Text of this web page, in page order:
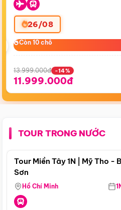
26/08
Còn 10 chỗ
Còn 10 chỗ
13.999.000đ -14%
11.999.000đ
TOUR TRONG NƯỚC
Tour Miền Tây 1N | Mỹ Tho -
Sơn
Hồ Chí Minh